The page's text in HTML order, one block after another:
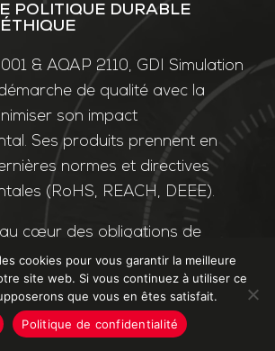
POLITIQUE DURABLE
& AQAP 2110, GDI Simulation
de qualité avec la
son impact
Ses produits prennent en
normes et directives
(RoHS, REACH, DEEE).
au cœur des obligations de
de ses valeurs. Nos affaires
dans le strict respect des
applicables dans le domaine
la corruption et le trafic
cookies pour vous garantir la meilleure
site web. Si vous continuez à utiliser ce
que vous en êtes satisfait.
Politique de confidentialité